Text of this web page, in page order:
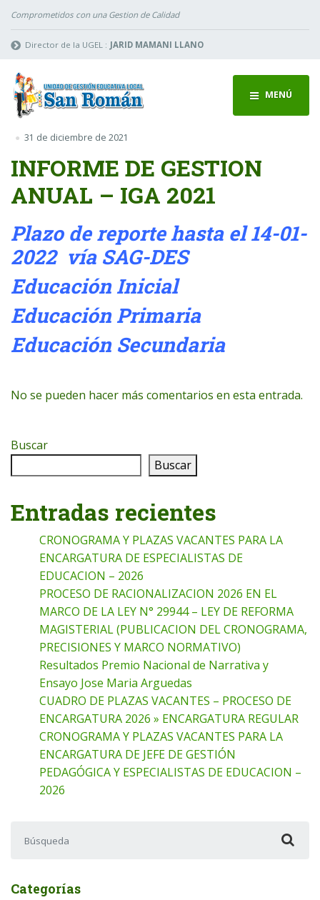
Comprometidos con una Gestion de Calidad
Director de la UGEL : JARID MAMANI LLANO
MENÚ
31 de diciembre de 2021
INFORME DE GESTION
ANUAL – IGA 2021
Plazo de reporte hasta el 14-01-
2022 vía SAG-DES
Educación Inicial
Educación Primaria
Educación Secundaria
No se pueden hacer más comentarios en esta entrada.
Buscar
Buscar
Entradas recientes
CRONOGRAMA Y PLAZAS VACANTES PARA LA
ENCARGATURA DE ESPECIALISTAS DE
EDUCACION – 2026
PROCESO DE RACIONALIZACION 2026 EN EL
MARCO DE LA LEY N° 29944 – LEY DE REFORMA
MAGISTERIAL (PUBLICACION DEL CRONOGRAMA,
PRECISIONES Y MARCO NORMATIVO)
Resultados Premio Nacional de Narrativa y
Ensayo Jose Maria Arguedas
CUADRO DE PLAZAS VACANTES – PROCESO DE
ENCARGATURA 2026 » ENCARGATURA REGULAR
CRONOGRAMA Y PLAZAS VACANTES PARA LA
ENCARGATURA DE JEFE DE GESTIÓN
PEDAGÓGICA Y ESPECIALISTAS DE EDUCACION –
2026
Categorías